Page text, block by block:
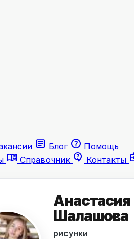
article Блог help Помощь
menu_book Справочник contact_support Контакты
Анастасия
Шалашова
рисунки